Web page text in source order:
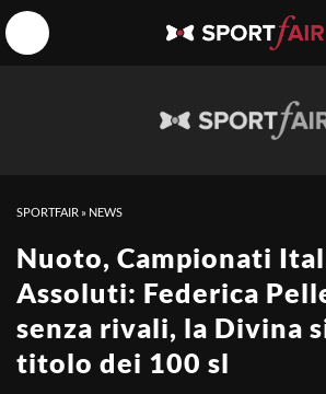
SPORTFAIR » NEWS
Nuoto, Campionati
Assoluti: Federica
senza rivali, la Divina
titolo dei 100 sl